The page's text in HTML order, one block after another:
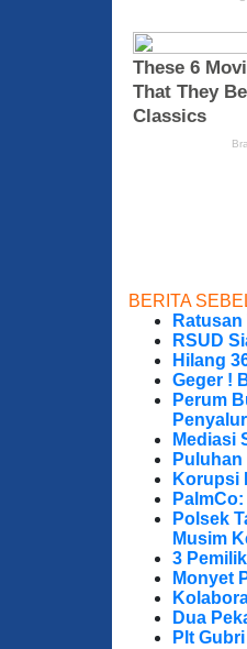
BERITA
RSUD
Hilang
Geger !
Perum
Mediasi
Korupsi
Polsek
Musim
3
Monyet
Dua
Plt